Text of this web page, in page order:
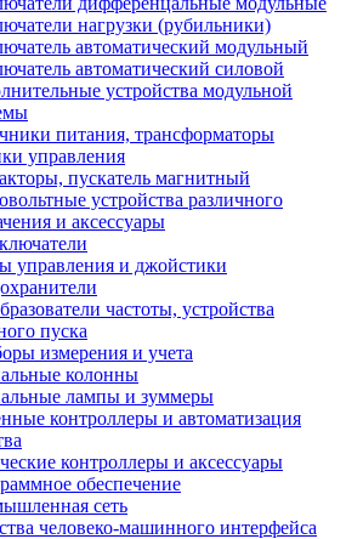
нагрузки (рубильники)
автоматический модульный
автоматический силовой
устройства модульной
питания, трансформаторы
управления
пускатель магнитный
устройства различного
и аксессуары
управления и джойстики
частоты, устройства
пуска
измерения и учета
колонны
лампы и зуммеры
контроллеры и автоматизация
контроллеры и аксессуары
обеспечение
сеть
человеко-машинного интерфейса